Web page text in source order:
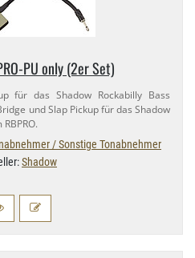
​PU only (2er Set)
für das Shadow Rockabilly Bass
und Slap Pickup für das Shadow
/ Sonstige Tonabnehmer
Shadow